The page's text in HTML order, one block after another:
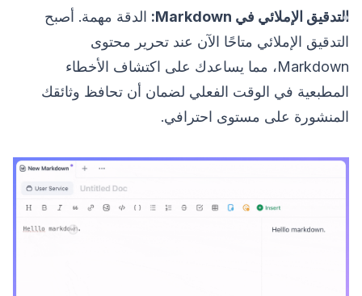
التدقيق الإملائي في Markdown:
الدقة مهمة. أصبح
التدقيق الإملائي متاحًا الآن عند تحرير محتوى
Markdown، مما يساعدك على اكتشاف الأخطاء
المطبعية في الوقت الفعلي لضمان أن تحافظ وثائقك
المنشورة على مستوى احترافي.